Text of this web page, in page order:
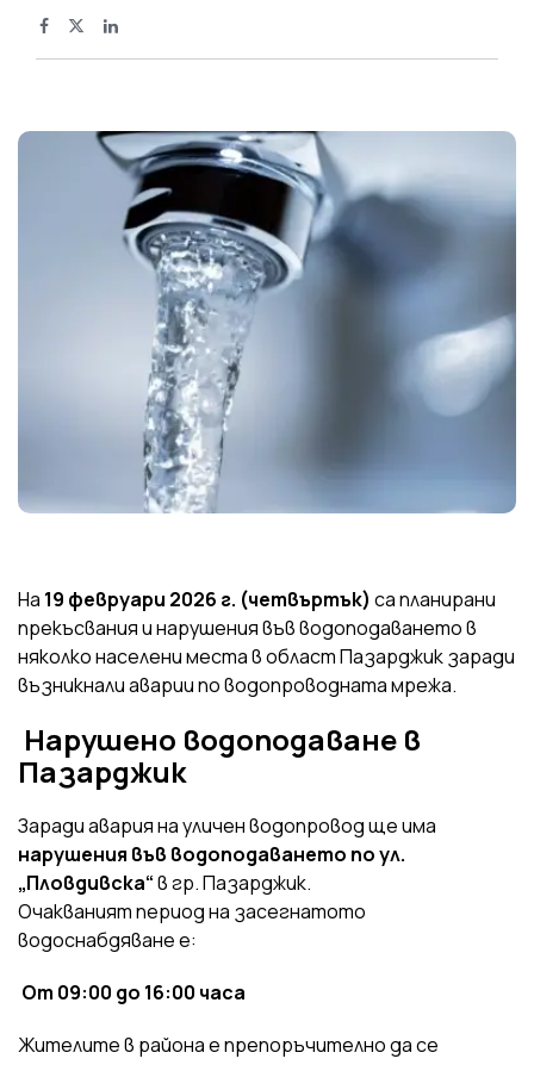
На 19 февруари 2026 г. (четвъртък) са планирани
прекъсвания и нарушения във водоподаването в
няколко населени места в област Пазарджик заради
възникнали аварии по водопроводната мрежа.
Нарушено водоподаване в
Пазарджик
Заради авария на уличен водопровод ще има
нарушения във водоподаването по ул.
„Пловдивска“в гр. Пазарджик.
Очакваният период на засегнатото
водоснабдяване е:
От 09:00 до 16:00 часа
Жителите в района е препоръчително да се